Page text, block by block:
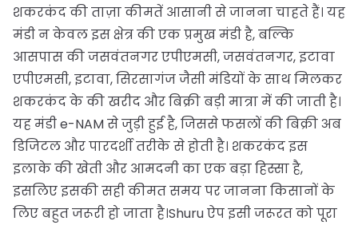
शकरकंद की ताज़ा कीमतें आसानी से जानना चाहते हैं। यह
मंडी न केवल इस क्षेत्र की एक प्रमुख मंडी है, बल्कि
आसपास की जसवंतनगर एपीएमसी, जसवंतनगर, इटावा
एपीएमसी, इटावा, सिरसागंज जैसी मंडियों के साथ मिलकर
शकरकंद के की खरीद और बिक्री बड़ी मात्रा में की जाती है।
यह मंडी e-NAM से जुड़ी हुई है, जिससे फसलों की बिक्री अब
डिजिटल और पारदर्शी तरीके से होती है। शकरकंद इस
इलाके की खेती और आमदनी का एक बड़ा हिस्सा है,
इसलिए इसकी सही कीमत समय पर जानना किसानों के
लिए बहुत जरूरी हो जाता है।Shuru ऐप इसी जरूरत को पूरा